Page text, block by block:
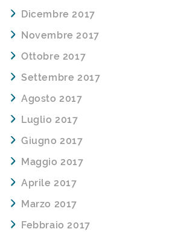
Dicembre 2017
Novembre 2017
Ottobre 2017
Settembre 2017
Agosto 2017
Luglio 2017
Giugno 2017
Maggio 2017
Aprile 2017
Marzo 2017
Febbraio 2017